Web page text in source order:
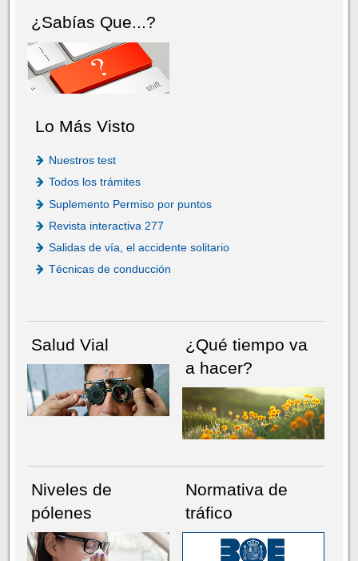
¿Sabías Que...?
Lo Más Visto
Nuestros test
Todos los trámites
Suplemento Permiso por puntos
Revista interactiva 277
Salidas de vía, el accidente solitario
Técnicas de conducción
Salud Vial
¿Qué tiempo va
a hacer?
Niveles de
pólenes
Normativa de
tráfico